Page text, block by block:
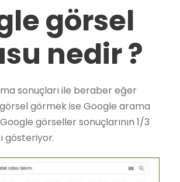
görsel
nedir ?
sonuçları ile beraber eğer
görmek ise Google arama
görseller sonuçlarının 1/3
gösteriyor.